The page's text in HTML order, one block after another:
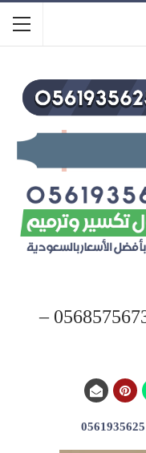
تكسير حمامات الرياض – 0568575673 –
0561935625